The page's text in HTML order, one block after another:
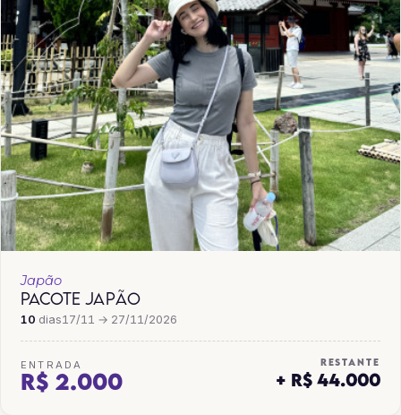
Japão
PACOTE JAPÃO
10 dias17/11 → 27/11/2026
ENTRADA
R$ 2.000
RESTANTE
+ R$ 44.000